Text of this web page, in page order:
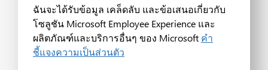
ฉันจะได้รับข้อมูล เคล็ดลับ และข้อเสนอเกี่ยวกับ
โซลูชัน Microsoft Employee Experience และ
ผลิตภัณฑ์และบริการอื่นๆ ของ Microsoft คำ
ชี้แจงความเป็นส่วนตัว